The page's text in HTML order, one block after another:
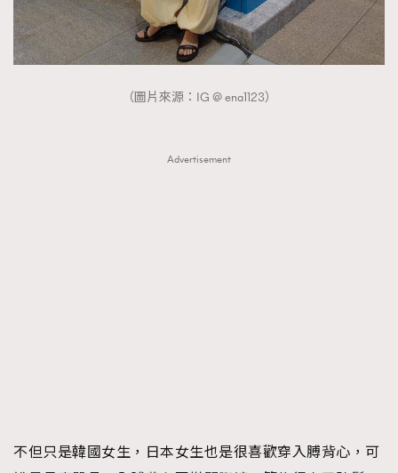
（圖片來源：IG @ ena1123）
Advertisement
不但只是韓國女生，日本女生也是很喜歡穿入膊背心，可